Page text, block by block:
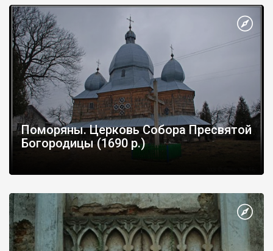
Поморяны. Церковь Собора Пресвятой
Богородицы (1690 р.)